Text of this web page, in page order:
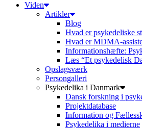
Viden
Artikler
Blog
Hvad er psykedeliske
Hvad er MDMA-
Informationshæfte:
Læs “Et psykedelisk
Opslagsværk
Persongalleri
Psykedelika i Danmark
Dansk forskning i
Projektdatabase
Information og
Psykedelika i medierne